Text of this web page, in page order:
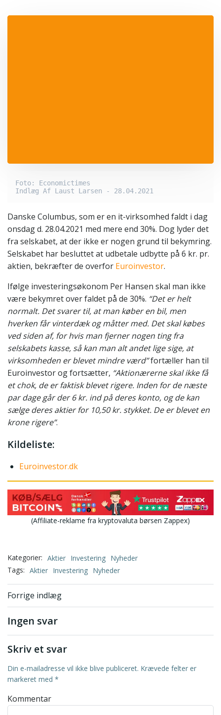
Foto: Economictimes
Indlæg Af Laust Larsen - 28.04.2021
Danske Columbus, som er en it-virksomhed faldt i dag
onsdag d. 28.04.2021 med mere end 30%. Dog lyder det
fra selskabet, at der ikke er nogen grund til bekymring.
Selskabet har besluttet at udbetale udbytte på 6 kr. pr.
aktien, bekræfter de overfor Euroinvestor.
Ifølge investeringsøkonom Per Hansen skal man ikke
være bekymret over faldet på de 30%. “Det er helt
normalt. Det svarer til, at man køber en bil, men
hverken får vinterdæk og måtter med. Det skal købes
ved siden af, for hvis man fjerner nogen ting fra
selskabets kasse, så kan man alt andet lige sige, at
virksomheden er blevet mindre værd”fortæller han til
Euroinvestor og fortsætter, “Aktionærerne skal ikke få
et chok, de er faktisk blevet rigere. Inden for de næste
par dage går der 6 kr. ind på deres konto, og de kan
sælge deres aktier for 10,50 kr. stykket. De er blevet en
krone rigere”.
Kildeliste:
Euroinvestor.dk
(Affiliate-reklame fra kryptovaluta børsen Zappex)
Kategorier: Aktier Investering Nyheder
Tags: Aktier Investering Nyheder
Indlægsnavigation
Forrige indlæg
Ingen svar
Skriv et svar
Din e-mailadresse vil ikke blive publiceret. Krævede felter er
markeret med *
Kommentar